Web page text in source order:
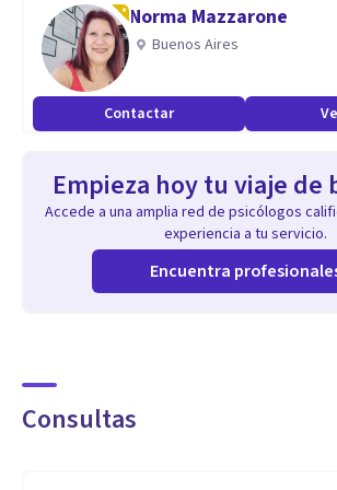
de Salud Familiar:
Terapia de parejas, Psicología Clínica de
Familiar
• Terapia Infanto Juvenil, Psicoterapia en
Aptitudes
• El trabajo terapéutico con parejas para
dificultades, creando espacios de reflexión,
Norma Mazzarone
Buenos Aires
Contactar
Empieza hoy tu viaje de
Accede a una amplia red de psicólogos
experiencia a tu servicio.
Encuentra
Consultas